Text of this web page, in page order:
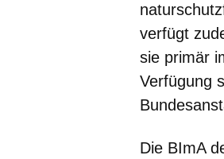
verfügt
sie primär
Verfügung
Die BImA